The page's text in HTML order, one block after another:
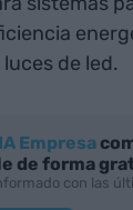
de led.
Empresa
de forma
con las